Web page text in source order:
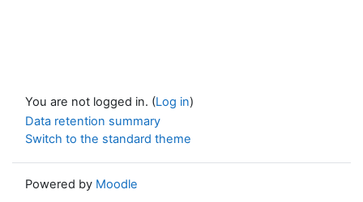
You are not logged in. (Log in)
Data retention summary
Switch to the standard theme
Powered by Moodle